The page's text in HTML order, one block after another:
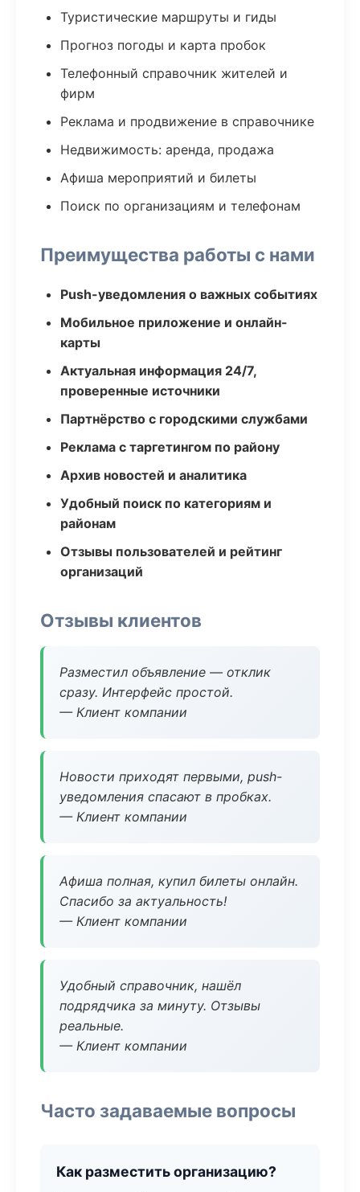
Туристические маршруты и гиды
Прогноз погоды и карта пробок
Телефонный справочник жителей и
фирм
Реклама и продвижение в справочнике
Недвижимость: аренда, продажа
Афиша мероприятий и билеты
Поиск по организациям и телефонам
Преимущества работы с нами
Push-уведомления о важных событиях
Мобильное приложение и онлайн-
карты
Актуальная информация 24/7,
проверенные источники
Партнёрство с городскими службами
Реклама с таргетингом по району
Архив новостей и аналитика
Удобный поиск по категориям и
районам
Отзывы пользователей и рейтинг
организаций
Отзывы клиентов
Разместил объявление — отклик
сразу. Интерфейс простой.
— Клиент компании
Новости приходят первыми, push-
уведомления спасают в пробках.
— Клиент компании
Афиша полная, купил билеты онлайн.
Спасибо за актуальность!
— Клиент компании
Удобный справочник, нашёл
подрядчика за минуту. Отзывы
реальные.
— Клиент компании
Часто задаваемые вопросы
Как разместить организацию?